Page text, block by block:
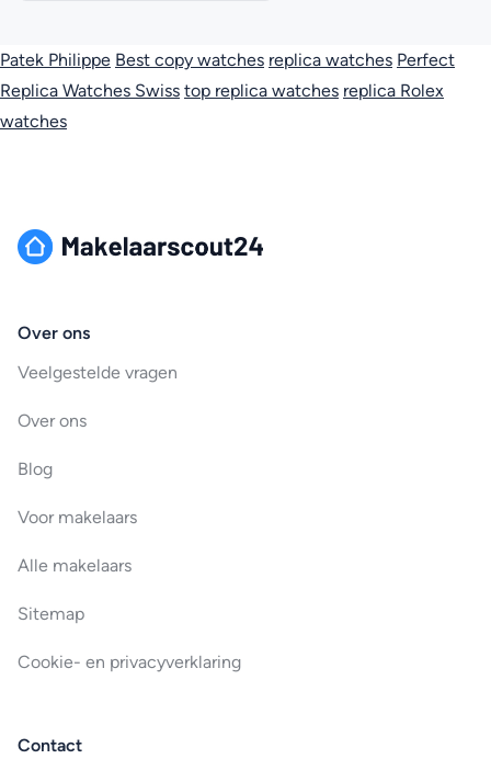
Patek Philippe Best copy watches replica watches Perfect
Replica Watches Swiss top replica watches replica Rolex
watches
Over ons
Veelgestelde vragen
Over ons
Blog
Voor makelaars
Alle makelaars
Sitemap
Cookie- en privacyverklaring
Contact